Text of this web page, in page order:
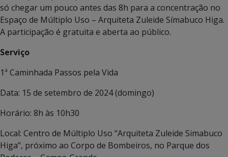
só chegar um pouco antes das 8h para a concentração no
Espaço de Múltiplo Uso – Arquiteta Zuleide Símabuco Higa.
A participação é gratuita e aberta ao público.
Serviço
1ª Caminhada Passos pela Vida
Data: 15 de setembro de 2024 (domingo)
Horário: 8h às 10h30
Local: Centro de Múltiplo Uso “Arquiteta Zuleide Simabuco
Higa”, próximo ao Corpo de Bombeiros, no Parque dos